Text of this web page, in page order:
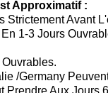
Approximatif :
Strictement Avant
1-3 Jours
/Germany
Prendre Aux Jours